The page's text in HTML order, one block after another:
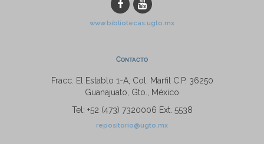
www.bibliotecas.ugto.mx
Contacto
Fracc. El Establo 1-A, Col. Marfil C.P. 36250
Guanajuato, Gto., México
Tel: +52 (473) 7320006 Ext. 5538
repositorio@ugto.mx